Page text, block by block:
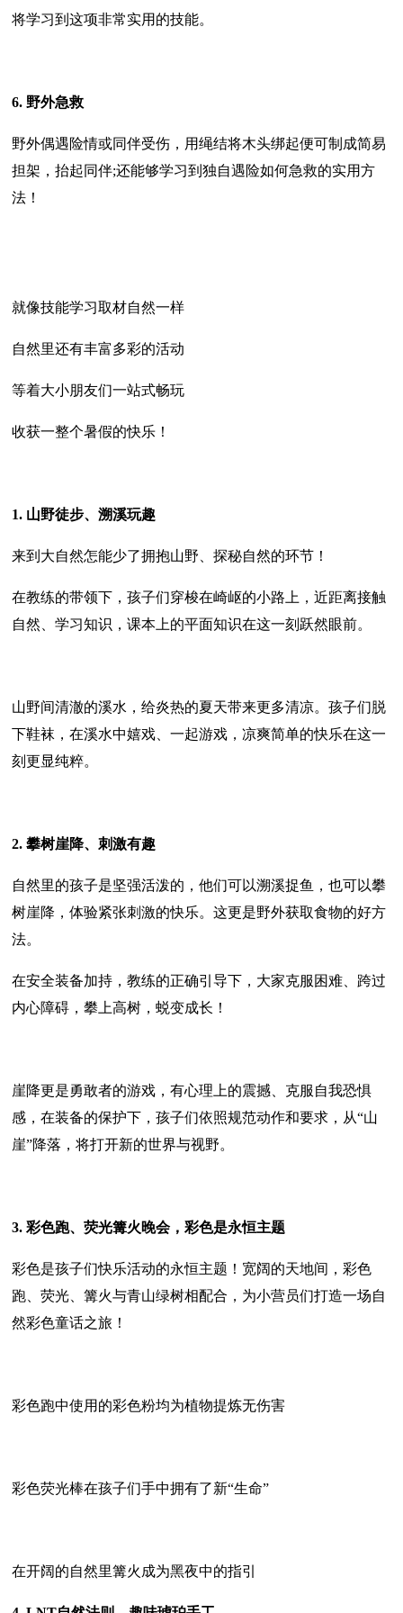
将学习到这项非常实用的技能。
6. 野外急救
野外偶遇险情或同伴受伤，用绳结将木头绑起便可制成简易
担架，抬起同伴;还能够学习到独自遇险如何急救的实用方
法！
就像技能学习取材自然一样
自然里还有丰富多彩的活动
等着大小朋友们一站式畅玩
收获一整个暑假的快乐！
1. 山野徒步、溯溪玩趣
来到大自然怎能少了拥抱山野、探秘自然的环节！
在教练的带领下，孩子们穿梭在崎岖的小路上，近距离接触
自然、学习知识，课本上的平面知识在这一刻跃然眼前。
山野间清澈的溪水，给炎热的夏天带来更多清凉。孩子们脱
下鞋袜，在溪水中嬉戏、一起游戏，凉爽简单的快乐在这一
刻更显纯粹。
2. 攀树崖降、刺激有趣
自然里的孩子是坚强活泼的，他们可以溯溪捉鱼，也可以攀
树崖降，体验紧张刺激的快乐。这更是野外获取食物的好方
法。
在安全装备加持，教练的正确引导下，大家克服困难、跨过
内心障碍，攀上高树，蜕变成长！
崖降更是勇敢者的游戏，有心理上的震撼、克服自我恐惧
感，在装备的保护下，孩子们依照规范动作和要求，从“山
崖”降落，将打开新的世界与视野。
3. 彩色跑、荧光篝火晚会，彩色是永恒主题
彩色是孩子们快乐活动的永恒主题！宽阔的天地间，彩色
跑、荧光、篝火与青山绿树相配合，为小营员们打造一场自
然彩色童话之旅！
彩色跑中使用的彩色粉均为植物提炼无伤害
彩色荧光棒在孩子们手中拥有了新“生命”
在开阔的自然里篝火成为黑夜中的指引